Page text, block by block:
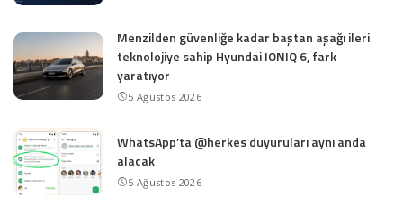
Menzilden güvenliğe kadar baştan aşağı ileri
teknolojiye sahip Hyundai IONIQ 6, fark
yaratıyor
5 Ağustos 2026
WhatsApp’ta @herkes duyuruları aynı anda
alacak
5 Ağustos 2026